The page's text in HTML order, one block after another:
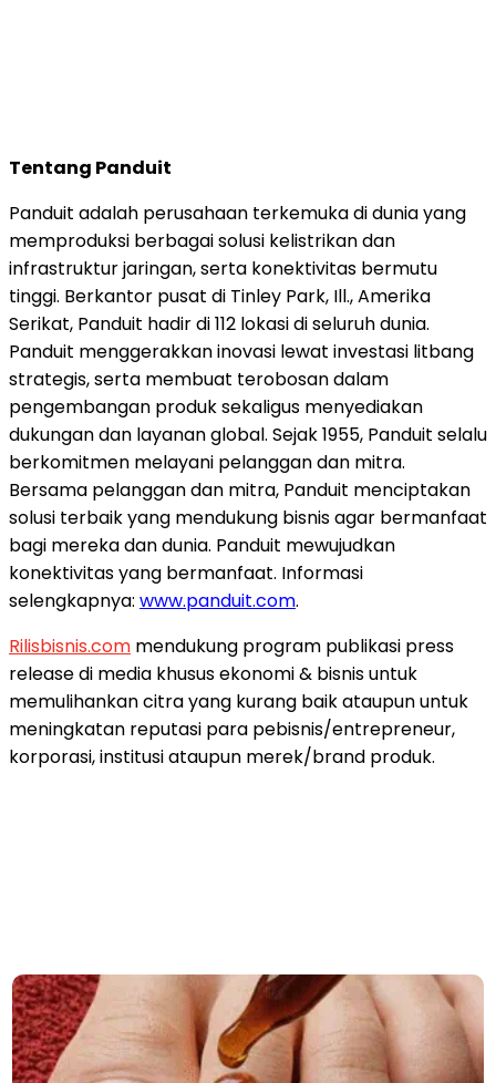
Tentang Panduit
Panduit adalah perusahaan terkemuka di dunia yang
memproduksi berbagai solusi kelistrikan dan
infrastruktur jaringan, serta konektivitas bermutu
tinggi. Berkantor pusat di Tinley Park, Ill., Amerika
Serikat, Panduit hadir di 112 lokasi di seluruh dunia.
Panduit menggerakkan inovasi lewat investasi litbang
strategis, serta membuat terobosan dalam
pengembangan produk sekaligus menyediakan
dukungan dan layanan global. Sejak 1955, Panduit selalu
berkomitmen melayani pelanggan dan mitra.
Bersama pelanggan dan mitra, Panduit menciptakan
solusi terbaik yang mendukung bisnis agar bermanfaat
bagi mereka dan dunia. Panduit mewujudkan
konektivitas yang bermanfaat. Informasi
selengkapnya: www.panduit.com.
Rilisbisnis.com mendukung program publikasi press
release di media khusus ekonomi & bisnis untuk
memulihankan citra yang kurang baik ataupun untuk
meningkatan reputasi para pebisnis/entrepreneur,
korporasi, institusi ataupun merek/brand produk.